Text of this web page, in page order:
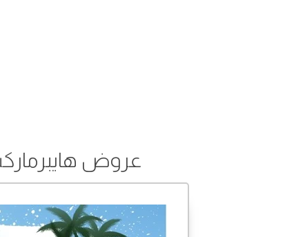
عروض هايبرماركت القصر من 30